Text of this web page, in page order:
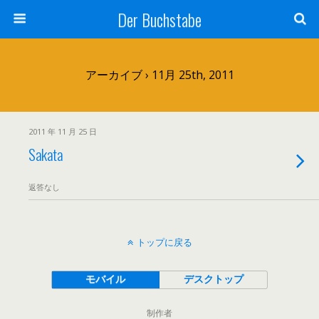
Der Buchstabe
アーカイブ › 11月 25th, 2011
2011 年 11 月 25 日
Sakata
返答なし
トップに戻る
モバイル デスクトップ
制作者